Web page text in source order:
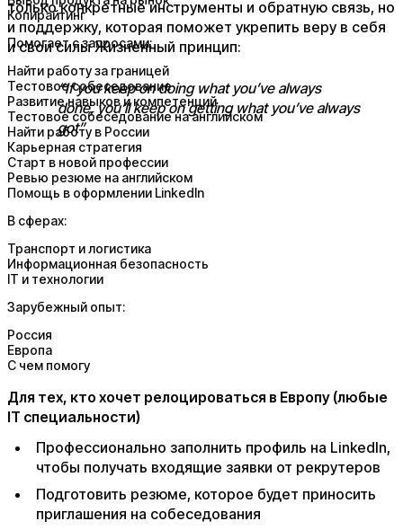
только конкретные инструменты и обратную связь, но
и поддержку, которая поможет укрепить веру в себя
и свои силы Жизненный принцип:
“If you keep on doing what you’ve always
done, you’ll keep on getting what you’ve always
got”
Копирайтинг
Помогает с запросами:
Найти работу за границей
Тестовое собеседование
Развитие навыков и компетенций
Тестовое собеседование на английском
Найти работу в России
Карьерная стратегия
Старт в новой профессии
Ревью резюме на английском
Помощь в оформлении LinkedIn
В сферах:
Транспорт и логистика
Информационная безопасность
IT и технологии
Зарубежный опыт:
Россия
Европа
С чем помогу
Для тех, кто хочет релоцироваться в Европу (любые
IT специальности)
Профессионально заполнить профиль на LinkedIn,
чтобы получать входящие заявки от рекрутеров
Подготовить резюме, которое будет приносить
приглашения на собеседования